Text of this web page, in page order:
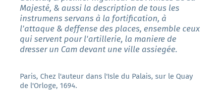
Majesté, & aussi la description de tous les
instrumens servans à la fortification, à
l'attaque & deffense des places, ensemble ceux
qui servent pour l'artillerie, la maniere de
dresser un Cam devant une ville assiegée.
Paris, Chez l'auteur dans l'Isle du Palais, sur le Quay
de l'Orloge, 1694.